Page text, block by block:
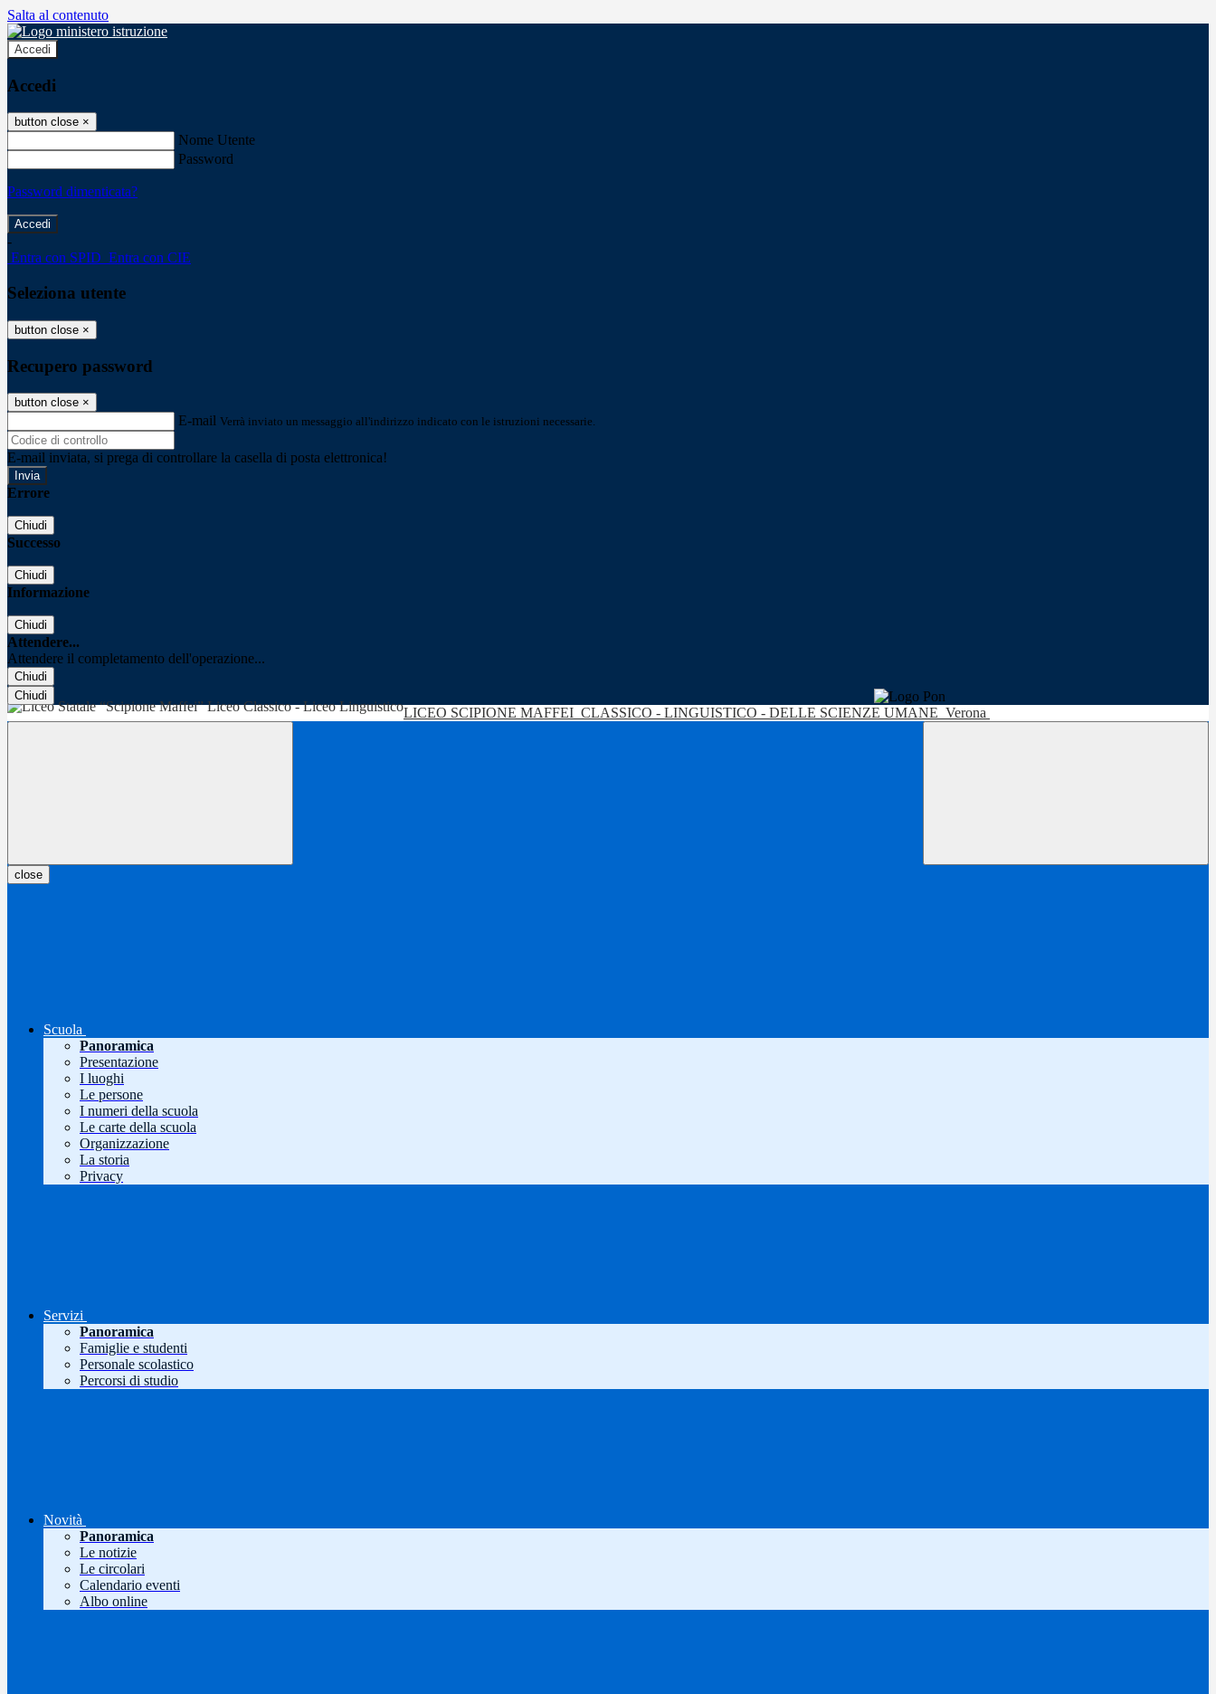
Salta al contenuto
Accedi
Accedi
button close ×
Nome Utente
Password
Password dimenticata?
-
Entra con SPID Entra con CIE
Seleziona utente
button close ×
Recupero password
button close ×
E-mail Verrà inviato un messaggio all'indirizzo indicato con le istruzioni necessarie.
E-mail inviata, si prega di controllare la casella di posta elettronica!
Errore
Chiudi
Successo
Chiudi
Informazione
Chiudi
Attendere...
Attendere il completamento dell'operazione...
Chiudi
Chiudi
LICEO SCIPIONE MAFFEI CLASSICO - LINGUISTICO - DELLE SCIENZE UMANE Verona
close
Scuola
Panoramica
Presentazione
I luoghi
Le persone
I numeri della scuola
Le carte della scuola
Organizzazione
La storia
Privacy
Servizi
Panoramica
Famiglie e studenti
Personale scolastico
Percorsi di studio
Novità
Panoramica
Le notizie
Le circolari
Calendario eventi
Albo online